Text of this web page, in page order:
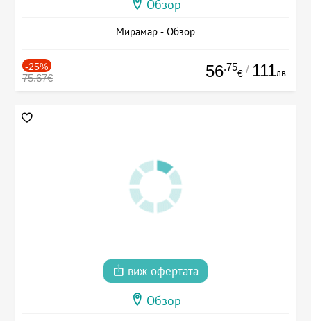
Обзор
Мирамар - Обзор
-25%
75.67€ 56.75
€ / 111лв.
виж офертата
Обзор